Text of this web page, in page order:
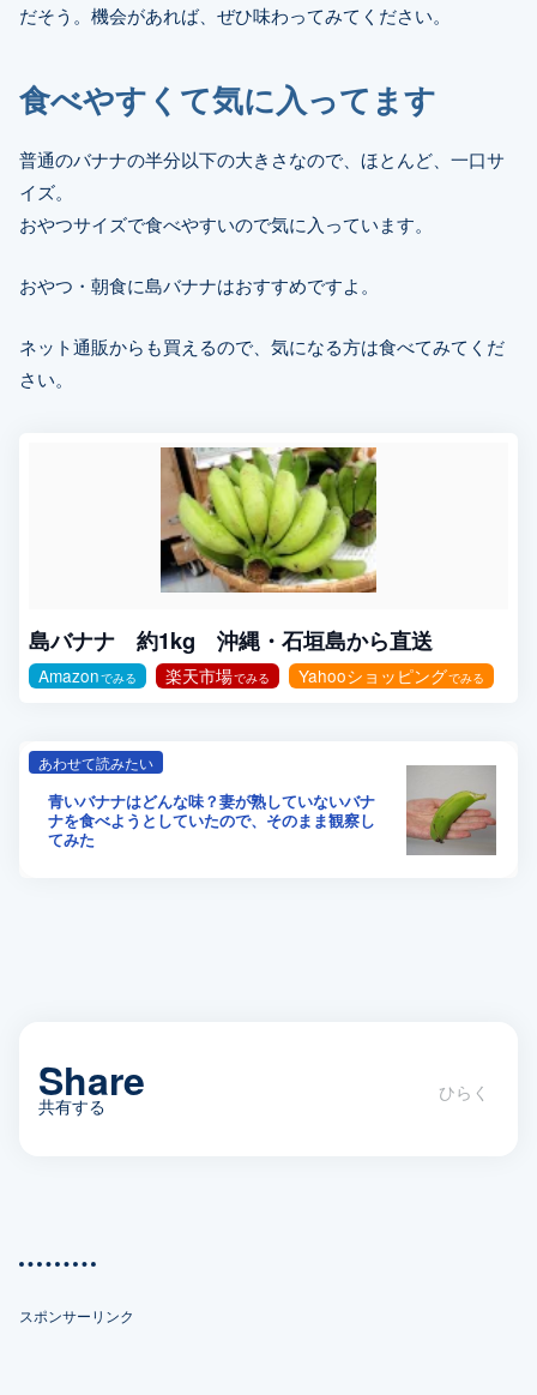
だそう。機会があれば、ぜひ味わってみてください。
食べやすくて気に入ってます
普通のバナナの半分以下の大きさなので、ほとんど、一口サ
イズ。
おやつサイズで食べやすいので気に入っています。
おやつ・朝食に島バナナはおすすめですよ。
ネット通販からも買えるので、気になる方は食べてみてくだ
さい。
島バナナ 約1kg 沖縄・石垣島から直送
Amazon 楽天市場 Yahooショッピング
あわせて読みたい
青いバナナはどんな味？妻が熟していないバナ
ナを食べようとしていたので、そのまま観察し
てみた
Share
共有する
スポンサーリンク